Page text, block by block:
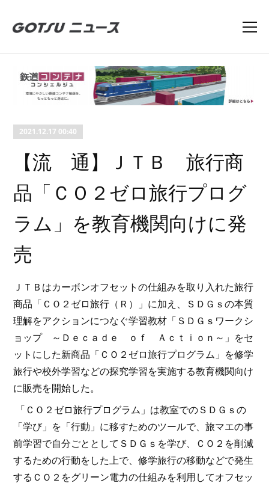
2021.12.17 00:40
【流 通】ＪＴＢ 旅行商
品「ＣＯ２ゼロ旅行プログ
ラム」を教育機関向けに発
売
ＪＴＢはカーボンオフセットの仕組みを取り入れた旅行
商品「ＣＯ２ゼロ旅行（Ｒ）」に加え、ＳＤＧｓの本質
理解をアクションにつなぐ学習教材「ＳＤＧｓワークシ
ョップ ～Ｄｅｃａｄｅ ｏｆ Ａｃｔｉｏｎ～」をセ
ットにした新商品「ＣＯ２ゼロ旅行プログラム」を修学
旅行や校外学習などの探究学習を実施する教育機関向け
に販売を開始した。
「ＣＯ２ゼロ旅行プログラム」は教室でのＳＤＧｓの
「学び」を「行動」に移すためのツールで、旅マエの事
前学習で自分ごととしてＳＤＧｓを学び、ＣＯ２を削減
するための行動をした上で、修学旅行の移動などで発生
するＣＯ２をグリーン電力の仕組みを利用してオフセッ